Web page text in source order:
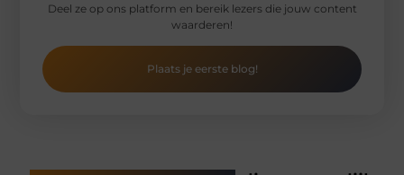
Deel ze op ons platform en bereik lezers die jouw content
waarderen!
Plaats je eerste blog!